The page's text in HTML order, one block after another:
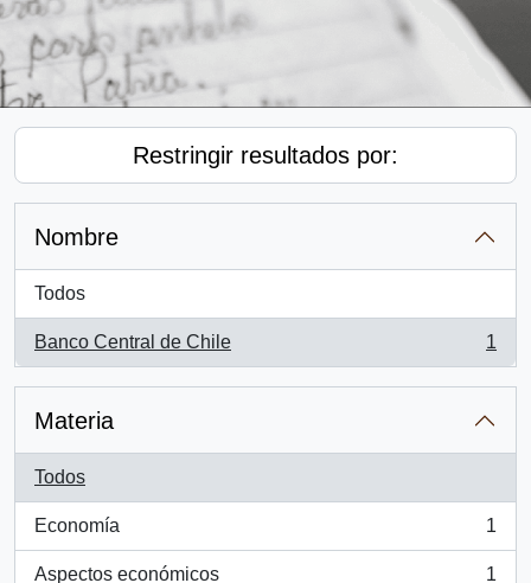
Restringir resultados por:
Nombre
Todos
Banco Central de Chile
, 1 resultados
1
Materia
Todos
Economía
, 1 resultados
1
Aspectos económicos 1